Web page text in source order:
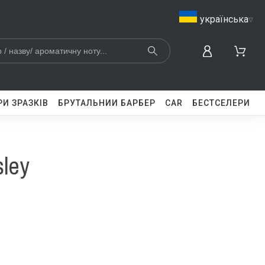
ЗРАЗКІВ БРУТАЛЬНИЙ БАРБЕР CAR БЕСТСЕЛЕРИ
українська▿